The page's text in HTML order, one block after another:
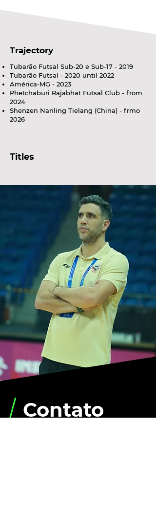
Trajectory
Tubarão Futsal Sub-20 e Sub-17 - 2019
Tubarão Futsal - 2020 until 2022
América-MG - 2023
Phetchaburi Rajabhat Futsal Club - from
2024
Shenzen Nanling Tielang (China) - frmo
2026
Titles
Contato